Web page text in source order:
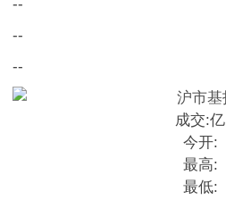
--
--
--
成交:亿
今开:
最高:
最低: